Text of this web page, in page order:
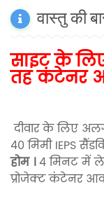
वास्तु की
साइट के
तह कंटेनर
दीवार के लिए
40 मिमी IEPS
होम ।4 मिनट में
प्रोजेक्ट कंटेनर